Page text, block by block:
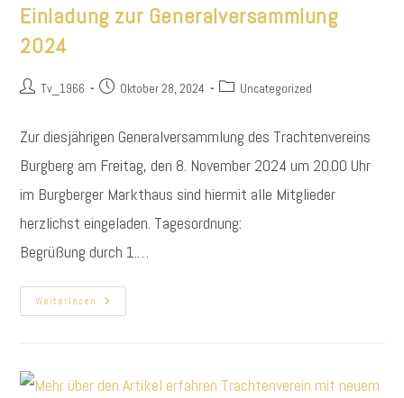
Einladung zur Generalversammlung
2024
Beitrags-Tv_1966
BeitragOktober 28, 2024
Beitrags-Uncategorized
Zur diesjährigen Generalversammlung des Trachtenvereins
Burgberg am Freitag, den 8. November 2024 um 20.00 Uhr
im Burgberger Markthaus sind hiermit alle Mitglieder
herzlichst eingeladen. Tagesordnung:
Begrüßung durch 1.…
Weiterlesen Einladung
Zur